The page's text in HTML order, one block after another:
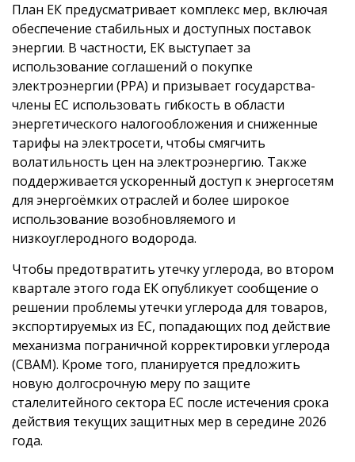
План ЕК предусматривает комплекс мер, включая
обеспечение стабильных и доступных поставок
энергии. В частности, ЕК выступает за
использование соглашений о покупке
электроэнергии (PPA) и призывает государства-
члены ЕС использовать гибкость в области
энергетического налогообложения и сниженные
тарифы на электросети, чтобы смягчить
волатильность цен на электроэнергию. Также
поддерживается ускоренный доступ к энергосетям
для энергоёмких отраслей и более широкое
использование возобновляемого и
низкоуглеродного водорода.
Чтобы предотвратить утечку углерода, во втором
квартале этого года ЕК опубликует сообщение о
решении проблемы утечки углерода для товаров,
экспортируемых из ЕС, попадающих под действие
механизма пограничной корректировки углерода
(CBAM). Кроме того, планируется предложить
новую долгосрочную меру по защите
сталелитейного сектора ЕС после истечения срока
действия текущих защитных мер в середине 2026
года.